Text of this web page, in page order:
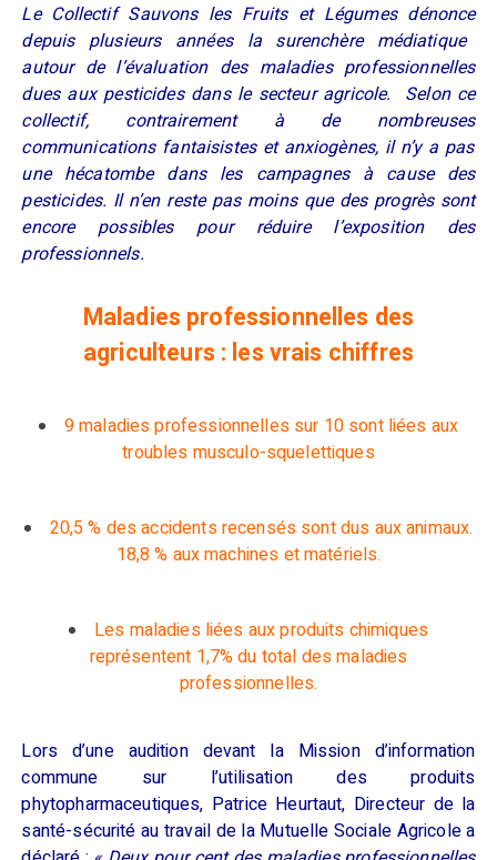
Le Collectif Sauvons les Fruits et Légumes dénonce
depuis plusieurs années la surenchère médiatique
autour de l’évaluation des maladies professionnelles
dues aux pesticides dans le secteur agricole. Selon ce
collectif, contrairement à denombreuses
communications fantaisistes et anxiogènes, il n’y a pas
une hécatombe dans les campagnes à cause des
pesticides. Il n’en reste pas moins que des progrès sont
encore possibles pour réduire l’exposition des
professionnels.
Maladies professionnelles des
agriculteurs : les vrais chiffres
9 maladies professionnelles sur 10 sont liées aux
troubles musculo-squelettiques
20,5 % des accidents recensés sont dus aux animaux.
18,8 % aux machines et matériels.
Les maladies liées aux produits chimiques
représentent 1,7% du total des maladies
professionnelles.
Lors d’une audition devant la Mission d’information
commune sur l’utilisation des produits
phytopharmaceutiques, Patrice Heurtaut, Directeur de la
santé-sécurité au travail de la Mutuelle Sociale Agricole a